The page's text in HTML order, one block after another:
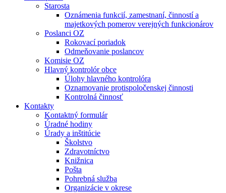
Starosta
Oznámenia funkcií, zamestnaní, činností a
majetkových pomerov verejných funkcionárov
Poslanci OZ
Rokovací poriadok
Odmeňovanie poslancov
Komisie OZ
Hlavný kontrolór obce
Úlohy hlavného kontrolóra
Oznamovanie protispoločenskej činnosti
Kontrolná činnosť
Kontakty
Kontaktný formulár
Úradné hodiny
Úrady a inštitúcie
Školstvo
Zdravotníctvo
Knižnica
Pošta
Pohrebná služba
Organizácie v okrese